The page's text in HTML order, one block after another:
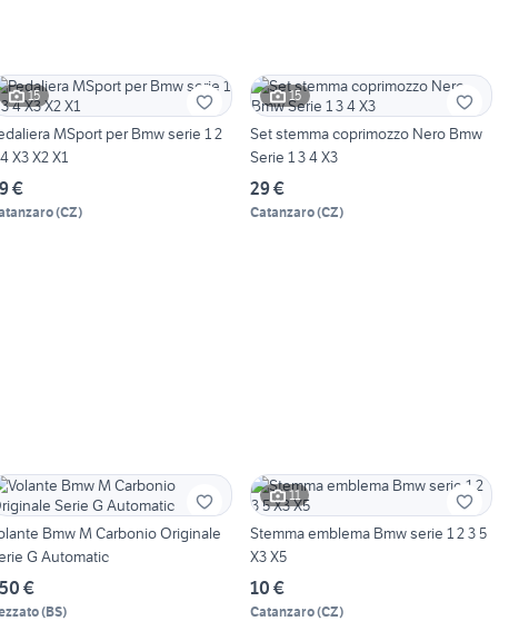
15
MSport per Bmw serie 1 2
X3 X2 X1
€
(CZ)
15
Set stemma coprimozzo Nero Bmw
Serie 1 3 4 X3
29 €
Catanzaro(CZ)
Bmw M Carbonio Originale
G Automatic
€
(BS)
11
Stemma emblema Bmw serie 1 2 3 5
X3 X5
10 €
Catanzaro(CZ)